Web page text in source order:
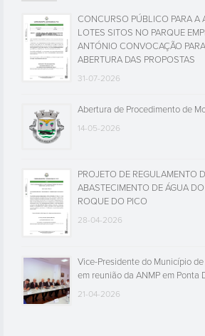
CONCURSO PÚBLICO PARA A
LOTES SITOS NO PARQUE
ANTÓNIO CONVOCAÇÃO
ABERTURA DAS PROPOSTAS
31-07-2026
Abertura de Procedimento de
14-05-2026
PROJETO DE REGULAMENTO
ABASTECIMENTO DE ÁGUA
ROQUE DO PICO
28-04-2026
Vice-Presidente do Município
em reunião da ANMP em Ponta
21-04-2026